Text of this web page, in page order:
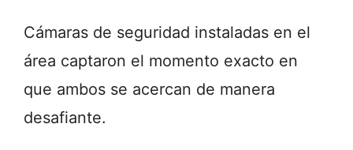
Cámaras de seguridad instaladas en el
área captaron el momento exacto en
que ambos se acercan de manera
desafiante.